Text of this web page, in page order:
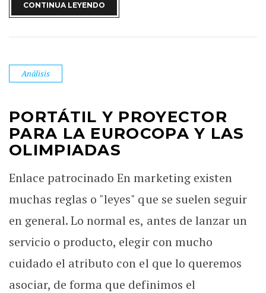
CONTINUA LEYENDO
Análisis
PORTÁTIL Y PROYECTOR
PARA LA EUROCOPA Y LAS
OLIMPIADAS
Enlace patrocinado En marketing existen
muchas reglas o "leyes" que se suelen seguir
en general. Lo normal es, antes de lanzar un
servicio o producto, elegir con mucho
cuidado el atributo con el que lo queremos
asociar, de forma que definimos el